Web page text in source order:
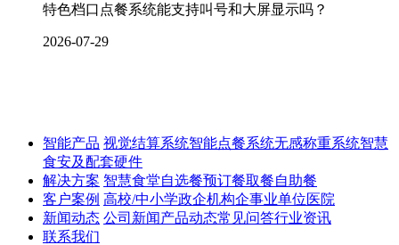
特色档口点餐系统能支持叫号和大屏显示吗？
2026-07-29
智能产品 视觉结算系统智能点餐系统无感称重系统智慧
食安及配套硬件
解决方案 智慧食堂自选餐预订餐取餐自助餐
客户案例 高校/中小学政企机构企事业单位医院
新闻动态 公司新闻产品动态常见问答行业资讯
联系我们